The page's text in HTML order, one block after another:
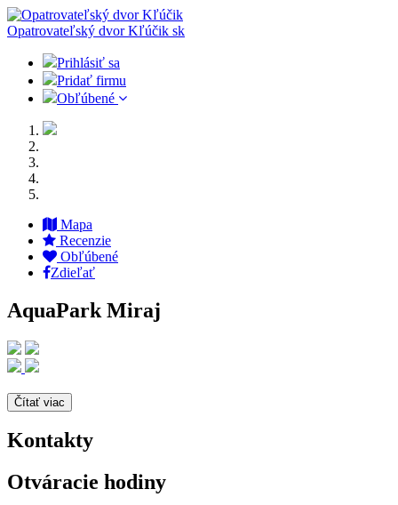
Opatrovateľský dvor Kľúčik sk
Prihlásiť sa
Pridať firmu
Obľúbené
Mapa
Recenzie
Obľúbené
Zdieľať
AquaPark Miraj
Čítať viac
Kontakty
Otváracie hodiny